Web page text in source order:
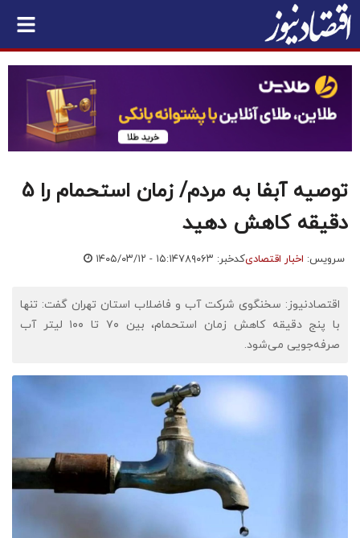
توصیه آبفا به مردم/ زمان استحمام را 5
دقیقه کاهش دهید
سرویس: اخبار اقتصادیکدخبر: ۷۸۹۰۶۳ ۱۴۰۵/۰۳/۱۲ - ۱۵:۱۴
اقتصادنیوز: سخنگوی شرکت آب و فاضلاب استان تهران گفت: تنها
با پنج دقیقه کاهش زمان استحمام، بین ۷۰ تا ۱۰۰ لیتر آب
صرفه‌جویی می‌شود.